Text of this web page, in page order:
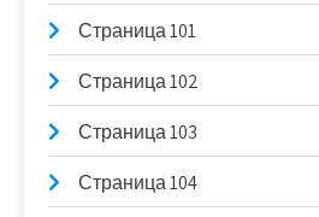
Страница 101
Страница 102
Страница 103
Страница 104